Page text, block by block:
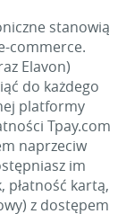
stanowią
commerce.
Elavon)
do każdego
platformy
Tpay.com
naprzeciw
im
płatność kartą,
z dostępem